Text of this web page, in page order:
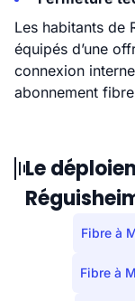
Les habitants de
équipés d’une
connexion
abonnement
Le
Fibre à
Fibre à